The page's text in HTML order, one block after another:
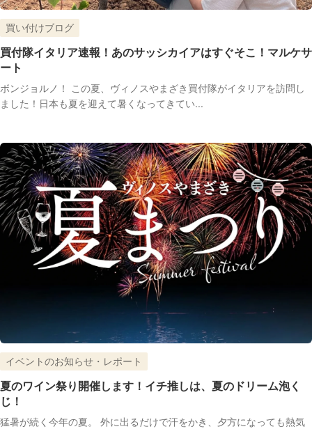
買い付けブログ
買付隊イタリア速報！あのサッシカイアはすぐそこ！マルケサ
ート
ボンジョルノ！ この夏、ヴィノスやまざき買付隊がイタリアを訪問し
ました！日本も夏を迎えて暑くなってきてい...
イベントのお知らせ・レポート
夏のワイン祭り開催します！イチ推しは、夏のドリーム泡く
じ！
猛暑が続く今年の夏。 外に出るだけで汗をかき、夕方になっても熱気